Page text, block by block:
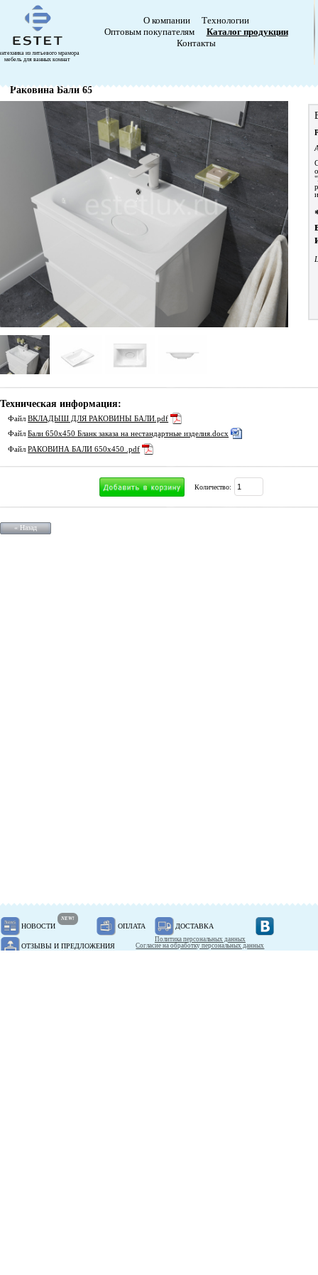
из литьевого мрамора
мебель для ванных комнат
О компании
Технологии
Оптовым покупателям
Каталог продукции
Контакты
Раковина Бали 65
Техническая информация:
ФайлВКЛАДЫШ ДЛЯ РАКОВИНЫ БАЛИ.pdf
ФайлБали 650х450 Бланк заказа на нестандартные изделия.docx
ФайлРАКОВИНА БАЛИ 650х450 .pdf
Количество:
« Назад
НОВОСТИ
NEW!
ОПЛАТА ДОСТАВКА
ОТЗЫВЫ И ПРЕДЛОЖЕНИЯ
Политика персональных данных
Согласие на обработку персональных данных